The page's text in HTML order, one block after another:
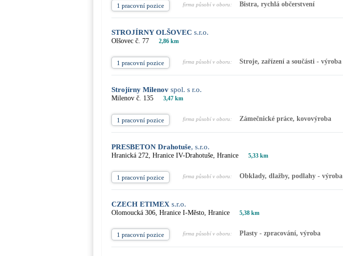
1 pracovní pozice firma působí v oboru: Bistra, rychlá občerstvení
STROJÍRNY OLŠOVEC s.r.o.
Olšovec č. 77 2,86 km
1 pracovní pozice firma působí v oboru: Stroje, zařízení a součásti - výroba
Strojírny Milenov spol. s r.o.
Milenov č. 135 3,47 km
1 pracovní pozice firma působí v oboru: Zámečnické práce, kovovýroba
PRESBETON Drahotuše, s.r.o.
Hranická 272, Hranice IV-Drahotuše, Hranice 5,33 km
1 pracovní pozice firma působí v oboru: Obklady, dlažby, podlahy - výroba
CZECH ETIMEX s.r.o.
Olomoucká 306, Hranice I-Město, Hranice 5,38 km
1 pracovní pozice firma působí v oboru: Plasty - zpracování, výroba